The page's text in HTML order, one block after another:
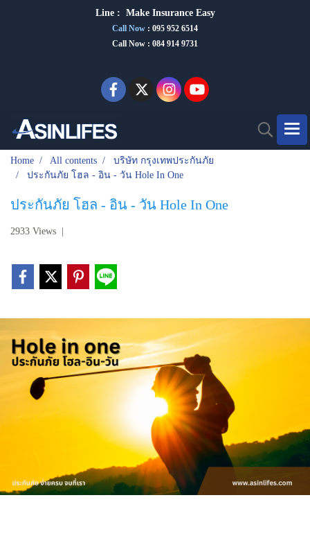
Line : Make Insurance Easy
Call Now : 095 952 6514
Call Now : 084 914 9731
Home All contents
บริษัท กรุงเทพประกันภัย
ประกันภัย โฮล - อิน - วัน Hole In One
ประกันภัย โฮล - อิน - วัน Hole In One
2933 Views